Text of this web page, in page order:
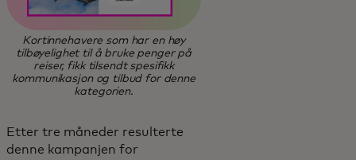
Kortinnehavere som har en høy
tilbøyelighet til å bruke penger på
reiser, fikk tilsendt spesifikk
kommunikasjon og tilbud for denne
kategorien.
Etter tre måneder resulterte
denne kampanjen for